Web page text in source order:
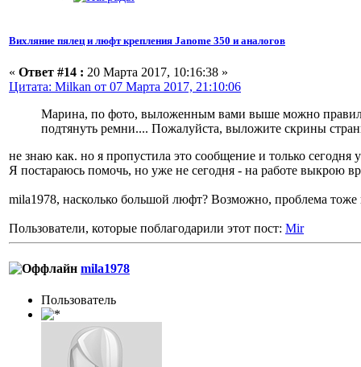
Вихляние пялец и люфт крепления Janome 350 и аналогов
« Ответ #14 : 20 Марта 2017, 10:16:38 »
Цитата: Milkan от 07 Марта 2017, 21:10:06
Марина, по фото, выложенным вами выше можно
подтянуть ремни.... Пожалуйста, выложите скрины
не знаю как. но я пропустила это сообщение и только сегодня
Я постараюсь помочь, но уже не сегодня - на работе выкрою
mila1978, насколько большой люфт? Возможно, проблема тоже
Пользователи, которые поблагодарили этот пост: Mir
mila1978
Пользоватeль